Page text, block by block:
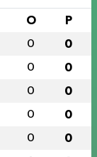
O P
0 0
0 0
0 0
0 0
0 0